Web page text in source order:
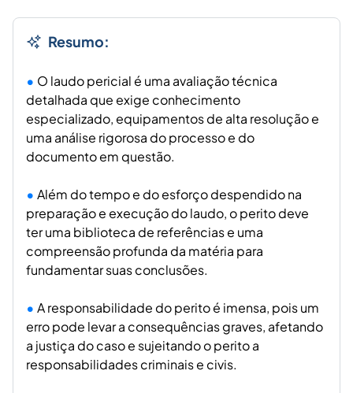
Resumo:
O laudo pericial é uma avaliação técnica
detalhada que exige conhecimento
especializado, equipamentos de alta resolução e
uma análise rigorosa do processo e do
documento em questão.
Além do tempo e do esforço despendido na
preparação e execução do laudo, o perito deve
ter uma biblioteca de referências e uma
compreensão profunda da matéria para
fundamentar suas conclusões.
A responsabilidade do perito é imensa, pois um
erro pode levar a consequências graves, afetando
a justiça do caso e sujeitando o perito a
responsabilidades criminais e civis.